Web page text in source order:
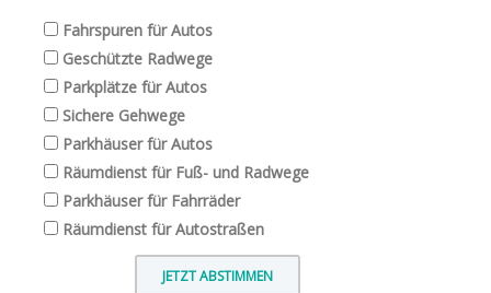
Fahrspuren für Autos
Geschützte Radwege
Parkplätze für Autos
Sichere Gehwege
Parkhäuser für Autos
Räumdienst für Fuß- und Radwege
Parkhäuser für Fahrräder
Räumdienst für Autostraßen